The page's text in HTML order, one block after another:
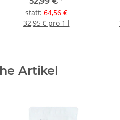
statt: 64,56 €
32,95 € pro 1 l
Artikel